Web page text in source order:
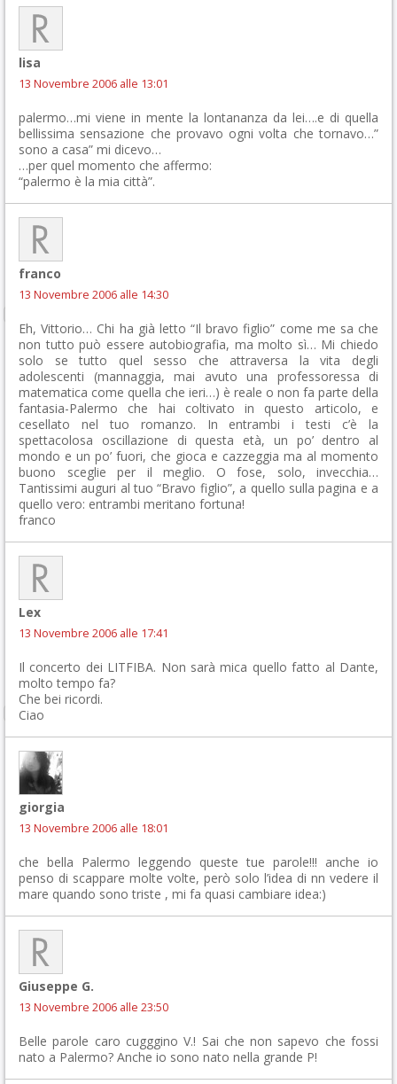
lisa
13 Novembre 2006 alle 13:01
palermo…mi viene in mente la lontananza da lei….e di quella
bellissima sensazione che provavo ogni volta che tornavo…”
sono a casa” mi dicevo…
…per quel momento che affermo:
“palermo è la mia città”.
franco
13 Novembre 2006 alle 14:30
Eh, Vittorio… Chi ha già letto “Il bravo figlio” come me sa che
non tutto può essere autobiografia, ma molto sì… Mi chiedo
solo se tutto quel sesso che attraversa la vita degli
adolescenti (mannaggia, mai avuto una professoressa di
matematica come quella che ieri…) è reale o non fa parte della
fantasia-Palermo che hai coltivato in questo articolo, e
cesellato nel tuo romanzo. In entrambi i testi c’è la
spettacolosa oscillazione di questa età, un po’ dentro al
mondo e un po’ fuori, che gioca e cazzeggia ma al momento
buono sceglie per il meglio. O fose, solo, invecchia…
Tantissimi auguri al tuo “Bravo figlio”, a quello sulla pagina e a
quello vero: entrambi meritano fortuna!
franco
Lex
13 Novembre 2006 alle 17:41
Il concerto dei LITFIBA. Non sarà mica quello fatto al Dante,
molto tempo fa?
Che bei ricordi.
Ciao
giorgia
13 Novembre 2006 alle 18:01
che bella Palermo leggendo queste tue parole!!! anche io
penso di scappare molte volte, però solo l’idea di nn vedere il
mare quando sono triste , mi fa quasi cambiare idea:)
Giuseppe G.
13 Novembre 2006 alle 23:50
Belle parole caro cugggino V.! Sai che non sapevo che fossi
nato a Palermo? Anche io sono nato nella grande P!